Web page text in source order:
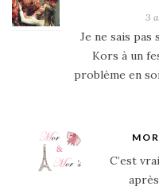
3
Je ne sais pas
Kors à un
problème en
C’est